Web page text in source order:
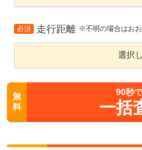
必須 走行距離 ※不明の場合はお
選択
無
料
90秒
一括